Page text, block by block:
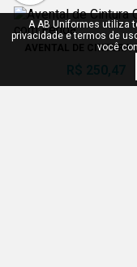
AVENTAL DE CINTURA
COM FENDA
R$ 250,47
A AB Uniformes utiliza
privacidade e termos de
você